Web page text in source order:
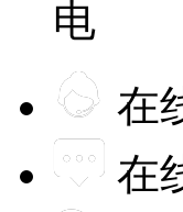
在
在